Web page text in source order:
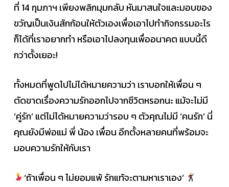
ที่ 14 กุมภาฯ เพียงพลิกมุมกลับ หันมาสนใจและมอบของ
ขวัญเป็นเงินสักก้อนให้ตัวเองเพื่อเอาไปทำกิจกรรมอะไร
ก็ได้ที่เราอยากทำ หรือเอาไปลงทุนเพื่ออนาคต แบบนี้ดี
กว่าตั้งเยอะ!
ทั้งหมดที่พูดไปไม่ได้หมายความว่า เราบอกให้เพื่อน ๆ
ตัดขาดเรื่องความรักออกไปจากชีวิตหรอกนะ แม้จะไม่มี
‘คู่รัก’ แต่ไม่ได้หมายความว่ารอบ ๆ ตัวคุณไม่มี ‘คนรัก’ นี่
คุณยังมีพ่อแม่ พี่ น้อง เพื่อน อีกตั้งหลายคนที่พร้อมจะ
มอบความรักให้กับเรา
‘ถ้าเพื่อน ๆ ไม่ยอมแพ้ รักแท้จะตามหาเราเอง’